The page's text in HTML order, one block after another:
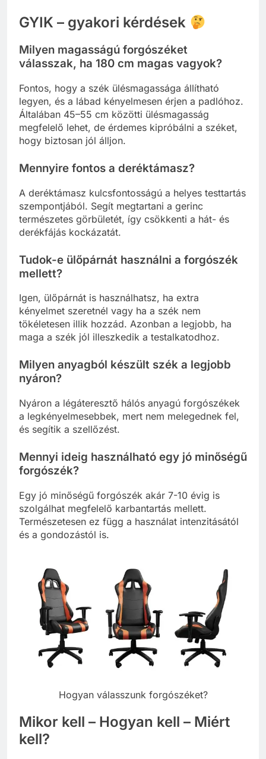
GYIK – gyakori kérdések
Milyen magasságú forgószéket
válasszak, ha 180 cm magas vagyok?
Fontos, hogy a szék ülésmagassága állítható
legyen, és a lábad kényelmesen érjen a padlóhoz.
Általában 45–55 cm közötti ülésmagasság
megfelelő lehet, de érdemes kipróbálni a széket,
hogy biztosan jól álljon.
Mennyire fontos a deréktámasz?
A deréktámasz kulcsfontosságú a helyes testtartás
szempontjából. Segít megtartani a gerinc
természetes görbületét, így csökkenti a hát- és
derékfájás kockázatát.
Tudok-e ülőpárnát használni a forgószék
mellett?
Igen, ülőpárnát is használhatsz, ha extra
kényelmet szeretnél vagy ha a szék nem
tökéletesen illik hozzád. Azonban a legjobb, ha
maga a szék jól illeszkedik a testalkatodhoz.
Milyen anyagból készült szék a legjobb
nyáron?
Nyáron a légáteresztő hálós anyagú forgószékek
a legkényelmesebbek, mert nem melegednek fel,
és segítik a szellőzést.
Mennyi ideig használható egy jó minőségű
forgószék?
Egy jó minőségű forgószék akár 7-10 évig is
szolgálhat megfelelő karbantartás mellett.
Természetesen ez függ a használat intenzitásától
és a gondozástól is.
Hogyan válasszunk forgószéket?
Mikor kell – Hogyan kell – Miért
kell?